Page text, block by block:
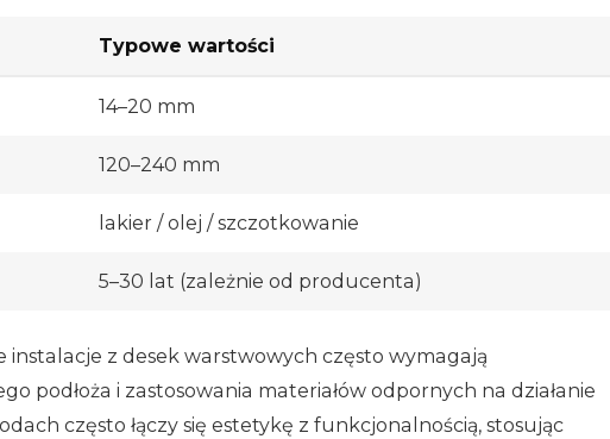
Typowe wartości
14–20 mm
120–240 mm
lakier / olej / szczotkowanie
5–30 lat (zależnie od producenta)
instalacje z desek warstwowych często wymagają
podłoża i zastosowania materiałów odpornych na działanie
często łączy się estetykę z funkcjonalnością, stosując